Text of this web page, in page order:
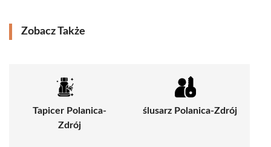
Zobacz Także
Tapicer Polanica-
Zdrój
ślusarz Polanica-Zdrój